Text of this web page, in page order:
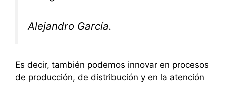
Alejandro García.
Es decir, también podemos innovar en procesos
de producción, de distribución y en la atención